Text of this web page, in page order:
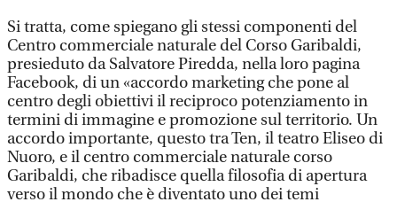
Si tratta, come spiegano gli stessi componenti del
Centro commerciale naturale del Corso Garibaldi,
presieduto da Salvatore Piredda, nella loro pagina
Facebook, di un «accordo marketing che pone al
centro degli obiettivi il reciproco potenziamento in
termini di immagine e promozione sul territorio. Un
accordo importante, questo tra Ten, il teatro Eliseo di
Nuoro, e il centro commerciale naturale corso
Garibaldi, che ribadisce quella filosofia di apertura
verso il mondo che è diventato uno dei temi